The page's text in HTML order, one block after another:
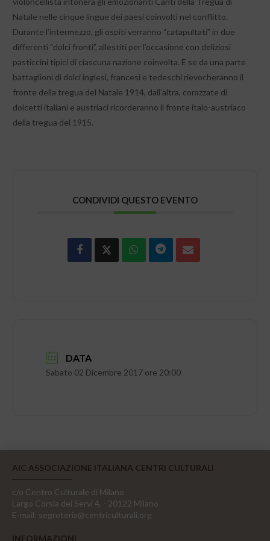
Natale nelle cinque lingue dei paesi coinvolti nel conflitto.
Durante l’intermezzo, gli ospiti verranno “catapultati” in due
differenti “dolci fronti”, allestiti per l’occasione con deliziosi
pasticcini tipici di ciascuna nazione coinvolta. E se da una parte
battaglioni di dolci inglesi, francesi e tedeschi rievocheranno il
fronte della tregua del Natale 1914, dall’altra, corazzate di
dolcetti italiani e austriaci ricorderanno il fronte italo-austriaco
della tregua del 1915.
CONDIVIDI QUESTO EVENTO
DATA
Sabato 02 Dicembre 2017 ore 20:00
AIC ASSOCIAZIONE ITALIANA CENTRI CULTURALI
c/o Centro Culturale di Milano
Largo Corsia dei Servi 4, - 20122 Milano
E-mail: segreteria@centriculturali.org
INFORMAZIONI